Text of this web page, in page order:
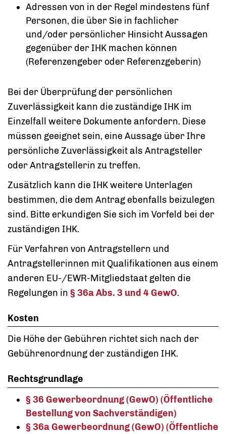
Adressen von in der Regel mindestens fünf
Personen, die über Sie in fachlicher
und/oder persönlicher Hinsicht Aussagen
gegenüber der IHK machen können
(Referenzengeber oder Referenzgeberin)
Bei der Überprüfung der persönlichen
Zuverlässigkeit kann die zuständige IHK im
Einzelfall weitere Dokumente anfordern. Diese
müssen geeignet sein, eine Aussage über Ihre
persönliche Zuverlässigkeit als Antragsteller
oder Antragstellerin zu treffen.
Zusätzlich kann die IHK weitere Unterlagen
bestimmen, die dem Antrag ebenfalls beizulegen
sind. Bitte erkundigen Sie sich im Vorfeld bei der
zuständigen IHK.
Für Verfahren von Antragstellern und
Antragstellerinnen mit Qualifikationen aus einem
anderen EU-/EWR-Mitgliedstaat gelten die
Regelungen in § 36a Abs. 3 und 4 GewO.
Kosten
Die Höhe der Gebühren richtet sich nach der
Gebührenordnung der zuständigen IHK.
Rechtsgrundlage
§ 36 Gewerbeordnung (GewO) (Öffentliche
Bestellung von Sachverständigen)
§ 36a Gewerbeordnung (GewO) (Öffentliche